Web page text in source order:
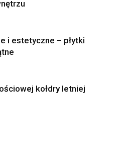
i estetyczne – płytki
kołdry letniej